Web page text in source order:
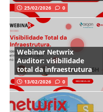
25/02/2026 0
Webinar Netwrix
Auditor: visibilidade
total da infraestrutura
13/02/2026 0